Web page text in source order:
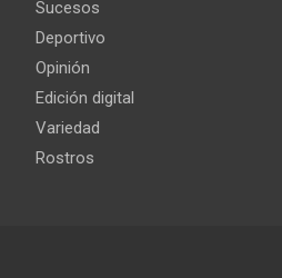
Sucesos
Deportivo
Opinión
Edición digital
Variedad
Rostros